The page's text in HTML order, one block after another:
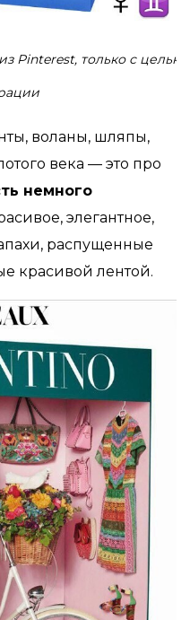
Pinterest, только с целью
воланы, шляпы,
века — это про
немного
элегантное,
распущенные
красивой лентой.